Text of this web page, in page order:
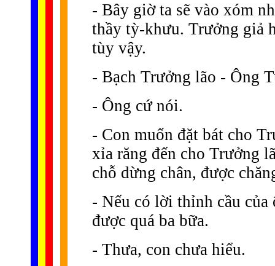
- Bây giờ ta sẽ vào xóm
thầy tỳ-khưu. Trưởng giả
tùy vậy.
- Bạch Trưởng lão - Ông
- Ông cứ nói.
- Con muốn đặt bát cho
xỉa răng đến cho Trưởng
chỗ dừng chân, được
- Nếu có lời thỉnh cầu
được quá ba bữa.
- Thưa, con chưa hiểu.